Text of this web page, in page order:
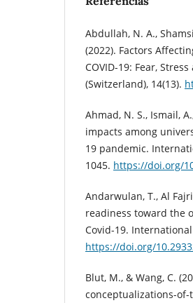
Abdullah, N. A.,
(2022). Factors
COVID-19: Fear,
(Switzerland), 14(13).
Ahmad, N. S., Ismail,
impacts among
19 pandemic.
1045. https://doi.org/
Andarwulan, T., Al
readiness toward the
Covid-19.
https://doi.org/
Blut, M., & Wang, C.
conceptualizations-